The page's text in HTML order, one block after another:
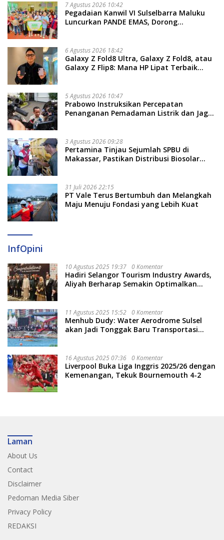
7 Agustus 2026 10:42
Pegadaian Kanwil VI Sulselbarra Maluku
Luncurkan PANDE EMAS, Dorong
6 Agustus 2026 18:42
Galaxy Z Fold8 Ultra, Galaxy Z Fold8, atau
Galaxy Z Flip8: Mana HP Lipat Terbaik
5 Agustus 2026 10:47
Prabowo Instruksikan Percepatan
Penanganan Pemadaman Listrik dan Jaga
3 Agustus 2026 09:28
Pertamina Tinjau Sejumlah SPBU di
Makassar, Pastikan Distribusi Biosolar
31 Juli 2026 22:15
PT Vale Terus Bertumbuh dan Melangkah
Maju Menuju Fondasi yang Lebih Kuat
InfOpini
10 Agustus 2025 19:37 0 Komentar
Hadiri Selangor Tourism Industry Awards,
Aliyah Berharap Semakin Optimalkan
11 Agustus 2025 15:52 0 Komentar
Menhub Dudy: Water Aerodrome Sulsel
akan Jadi Tonggak Baru Transportasi
16 Agustus 2025 07:36 0 Komentar
Liverpool Buka Liga Inggris 2025/26 dengan
Kemenangan, Tekuk Bournemouth 4-2
Laman
About Us
Contact
Disclaimer
Pedoman Media Siber
Privacy Policy
REDAKSI